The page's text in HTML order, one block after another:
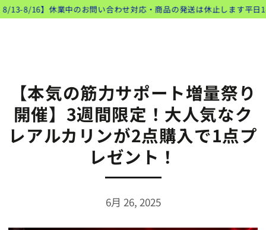
コンテンツにスキッ
プする
13-8/16】休業中のお問い合わせ対応・商品の発送は休止します平日
ト
【本気の筋力サポート増量祭り
開催】3週間限定！大人気なク
レアルカリンが2点購入で1点プ
レゼント！
6月 26, 2025
類似商品